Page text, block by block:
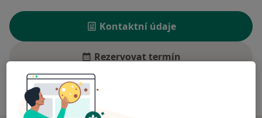
Kontaktní údaje
Rezervovat termín
Ceník